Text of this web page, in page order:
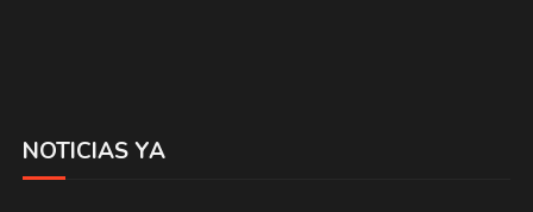
NOTICIAS YA